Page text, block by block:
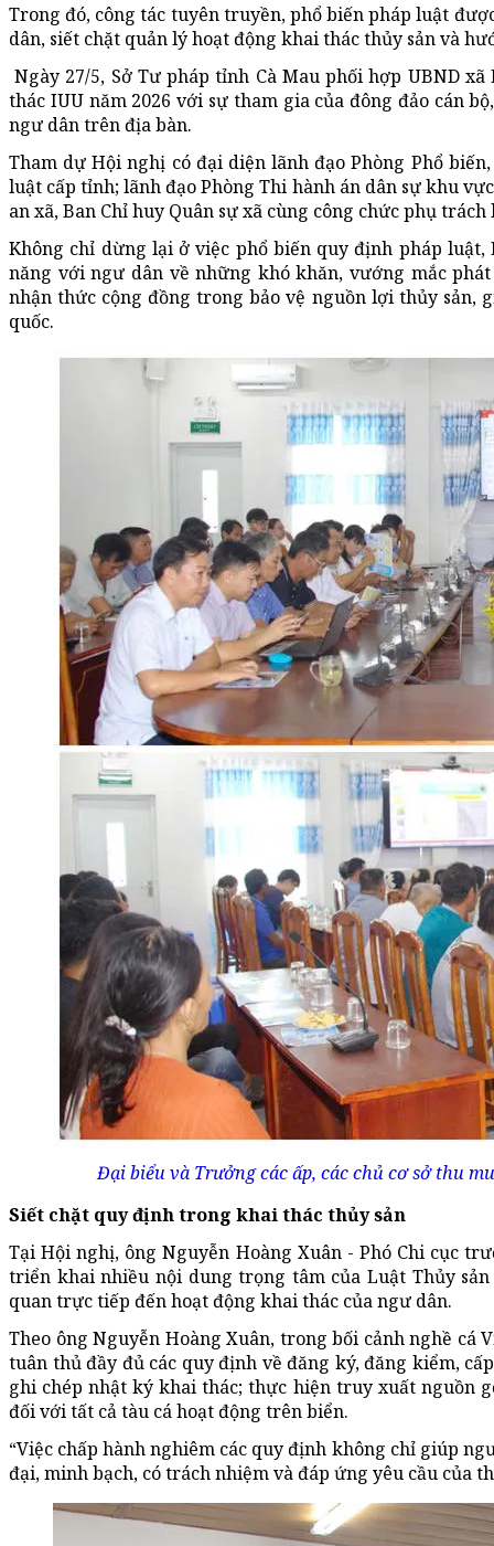
Trong đó, công tác tuyên truyền, phổ biến pháp luật
dân, siết chặt quản lý hoạt động khai thác thủy sản và
Ngày 27/5, Sở Tư pháp tỉnh Cà Mau phối hợp UBND
thác IUU năm 2026 với sự tham gia của đông đảo cán
ngư dân trên địa bàn.
Tham dự Hội nghị có đại diện lãnh đạo Phòng Phổ
luật cấp tỉnh; lãnh đạo Phòng Thi hành án dân sự khu
an xã, Ban Chỉ huy Quân sự xã cùng công chức phụ
Không chỉ dừng lại ở việc phổ biến quy định pháp
năng với ngư dân về những khó khăn, vướng mắc
nhận thức cộng đồng trong bảo vệ nguồn lợi thủy
quốc.
Đại biểu và Trưởng các ấp, các chủ cơ sở thu
Siết chặt quy định trong khai thác thủy sản
Tại Hội nghị, ông Nguyễn Hoàng Xuân - Phó Chi cục
triển khai nhiều nội dung trọng tâm của Luật Thủy
quan trực tiếp đến hoạt động khai thác của ngư dân.
Theo ông Nguyễn Hoàng Xuân, trong bối cảnh nghề
tuân thủ đầy đủ các quy định về đăng ký, đăng kiểm,
ghi chép nhật ký khai thác; thực hiện truy xuất nguồn
đối với tất cả tàu cá hoạt động trên biển.
“Việc chấp hành nghiêm các quy định không chỉ giúp
đại, minh bạch, có trách nhiệm và đáp ứng yêu cầu của